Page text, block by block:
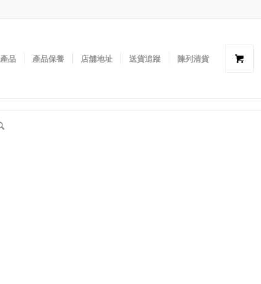
產品 產品保養 店舖地址 送貨追蹤 陳列清貨